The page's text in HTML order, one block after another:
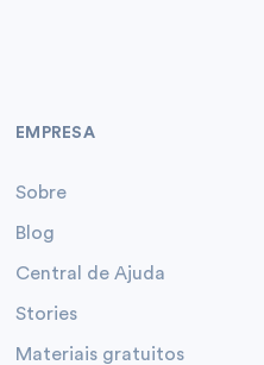
EMPRESA
Sobre
Blog
Central de Ajuda
Stories
Materiais gratuitos